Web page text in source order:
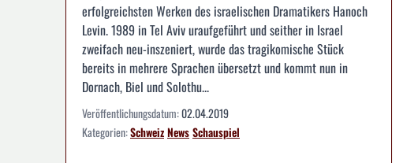
erfolgreichsten Werken des israelischen Dramatikers Hanoch
Levin. 1989 in Tel Aviv uraufgeführt und seither in Israel
zweifach neu-inszeniert, wurde das tragikomische Stück
bereits in mehrere Sprachen übersetzt und kommt nun in
Dornach, Biel und Solothu...
Veröffentlichungsdatum:02.04.2019
Kategorien:SchweizNewsSchauspiel